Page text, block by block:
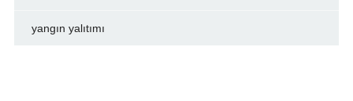
yangın yalıtımı